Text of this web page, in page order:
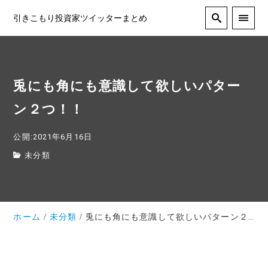
引きこもり投資家ツイッターまとめ
兎にも角にも意識して欲しいパター
ン２つ！！
公開:2021年6月16日
未分類
ホーム 未分類 兎にも角にも意識して欲しいパターン２つ！！